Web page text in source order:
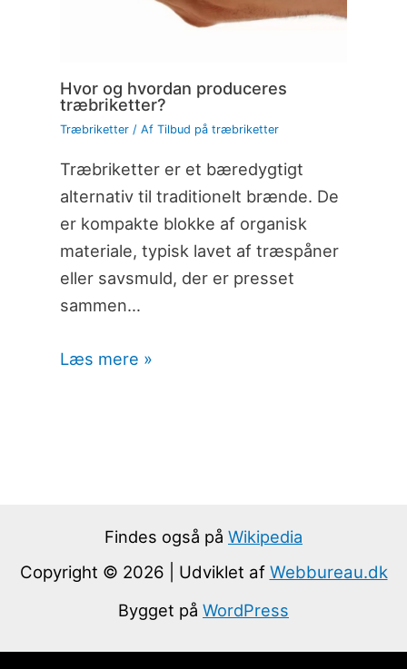
Hvor og hvordan produceres
træbriketter?
Træbriketter/ Af Tilbud på træbriketter
Træbriketter er et bæredygtigt
alternativ til traditionelt brænde. De
er kompakte blokke af organisk
materiale, typisk lavet af træspåner
eller savsmuld, der er presset
sammen…
Læs mere »
Findes også på Wikipedia
Copyright © 2026 | Udviklet af Webbureau.dk
Bygget på WordPress